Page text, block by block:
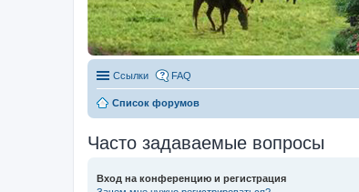
Ссылки FAQ
Список форумов
Часто задаваемые вопросы
Вход на конференцию и регистрация